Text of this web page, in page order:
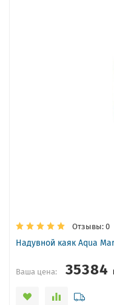
Отзывы: 0
Надувной каяк Aqua
Ваша цена: 35384